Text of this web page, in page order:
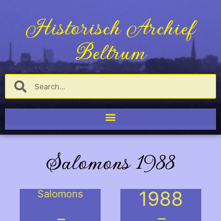
Historisch Archief
Beltrum
Salomons 1988
Salomons
1988